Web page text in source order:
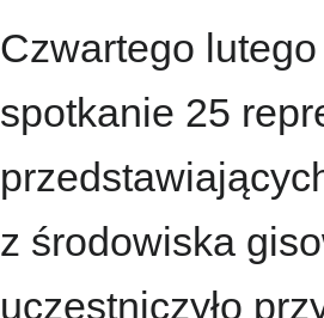
Czwartego
spotkanie 25
z środowiska
uczestniczyło